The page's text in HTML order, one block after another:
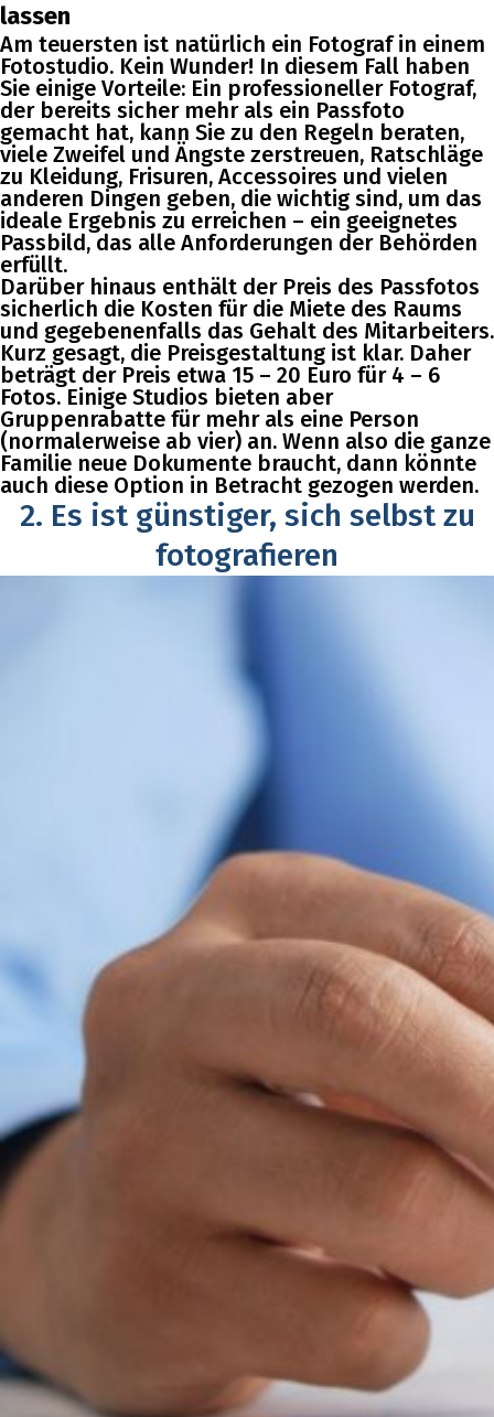
lassen
Am teuersten ist natürlich ein Fotograf in einem
Fotostudio. Kein Wunder! In diesem Fall haben
Sie einige Vorteile: Ein professioneller Fotograf,
der bereits sicher mehr als ein Passfoto
gemacht hat, kann Sie zu den Regeln beraten,
viele Zweifel und Ängste zerstreuen, Ratschläge
zu Kleidung, Frisuren, Accessoires und vielen
anderen Dingen geben, die wichtig sind, um das
ideale Ergebnis zu erreichen – ein geeignetes
Passbild, das alle Anforderungen der Behörden
erfüllt.
Darüber hinaus enthält der Preis des Passfotos
sicherlich die Kosten für die Miete des Raums
und gegebenenfalls das Gehalt des Mitarbeiters.
Kurz gesagt, die Preisgestaltung ist klar. Daher
beträgt der Preis etwa 15 – 20 Euro für 4 – 6
Fotos. Einige Studios bieten aber
Gruppenrabatte für mehr als eine Person
(normalerweise ab vier) an. Wenn also die ganze
Familie neue Dokumente braucht, dann könnte
auch diese Option in Betracht gezogen werden.
2. Es ist günstiger, sich selbst zu
fotografieren